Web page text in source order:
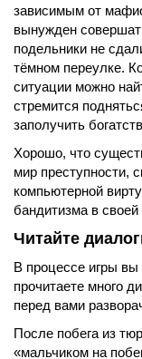
зависимым от
вынужден
подельники не
тёмном переулке.
ситуации можно
стремится
заполучить
Хорошо, что
мир преступности,
компьютерной
бандитизма в
Читайте
В процессе игры
прочитаете много
перед вами
После побега из
«мальчиком на